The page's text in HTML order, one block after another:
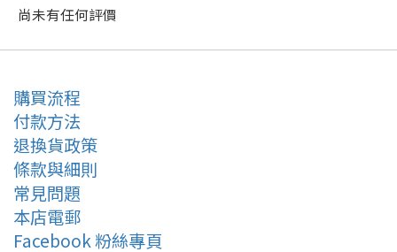
尚未有任何評價
購買流程
付款方法
退換貨政策
條款與細則
常見問題
本店電郵
Facebook 粉絲專頁